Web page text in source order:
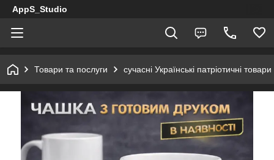
AppS_Studio
Товари та послуги сучасні Українські патріотичні товари